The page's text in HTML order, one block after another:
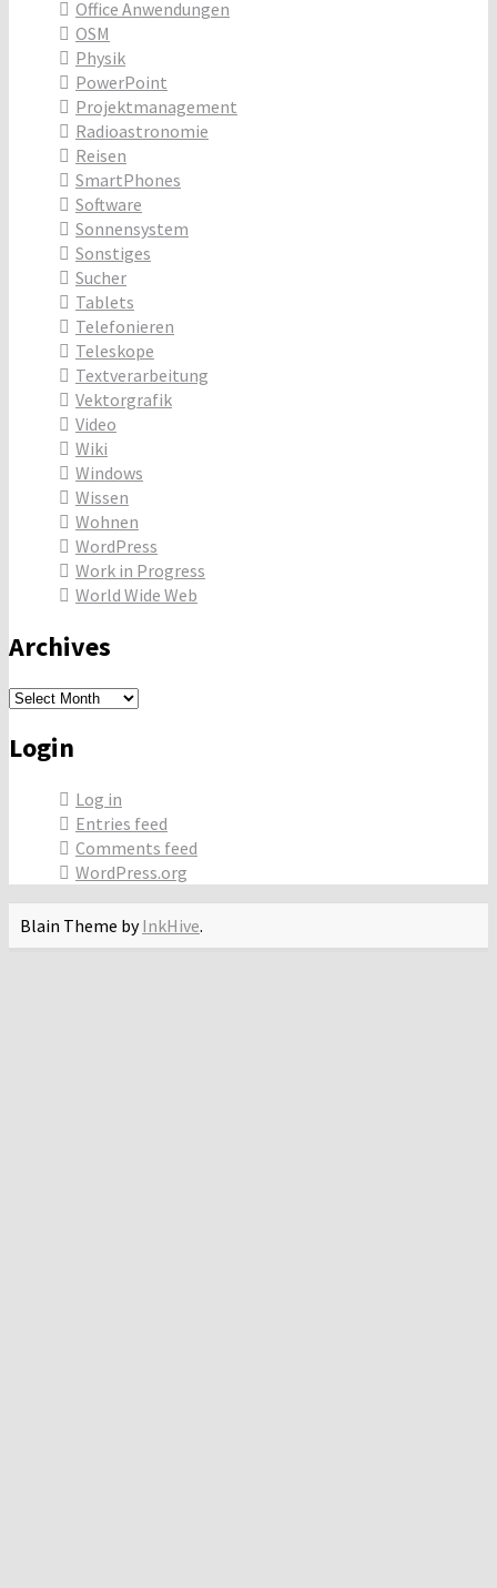
Office Anwendungen
OSM
Physik
PowerPoint
Projektmanagement
Radioastronomie
Reisen
SmartPhones
Software
Sonnensystem
Sonstiges
Sucher
Tablets
Telefonieren
Teleskope
Textverarbeitung
Vektorgrafik
Video
Wiki
Windows
Wissen
Wohnen
WordPress
Work in Progress
World Wide Web
Archives
Archives
Login
Log in
Entries feed
Comments feed
WordPress.org
Blain Theme byInkHive.